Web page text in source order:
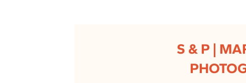
S & P |